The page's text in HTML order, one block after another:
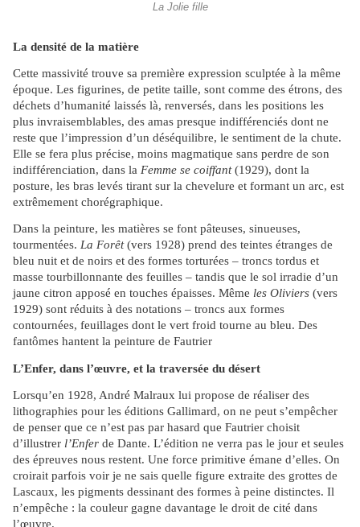
La Jolie fille
La densité de la matière
Cette massivité trouve sa première expression sculptée à la même
époque. Les figurines, de petite taille, sont comme des étrons, des
déchets d’humanité laissés là, renversés, dans les positions les
plus invraisemblables, des amas presque indifférenciés dont ne
reste que l’impression d’un déséquilibre, le sentiment de la chute.
Elle se fera plus précise, moins magmatique sans perdre de son
indifférenciation, dans la Femme se coiffant(1929), dont la
posture, les bras levés tirant sur la chevelure et formant un arc, est
extrêmement chorégraphique.
Dans la peinture, les matières se font pâteuses, sinueuses,
tourmentées. La Forêt(vers 1928) prend des teintes étranges de
bleu nuit et de noirs et des formes torturées – troncs tordus et
masse tourbillonnante des feuilles – tandis que le sol irradie d’un
jaune citron apposé en touches épaisses. Même les Oliviers (vers
1929) sont réduits à des notations – troncs aux formes
contournées, feuillages dont le vert froid tourne au bleu. Des
fantômes hantent la peinture de Fautrier
L’Enfer, dans l’œuvre, et la traversée du désert
Lorsqu’en 1928, André Malraux lui propose de réaliser des
lithographies pour les éditions Gallimard, on ne peut s’empêcher
de penser que ce n’est pas par hasard que Fautrier choisit
d’illustrer l’Enfer de Dante. L’édition ne verra pas le jour et seules
des épreuves nous restent. Une force primitive émane d’elles. On
croirait parfois voir je ne sais quelle figure extraite des grottes de
Lascaux, les pigments dessinant des formes à peine distinctes. Il
n’empêche : la couleur gagne davantage le droit de cité dans
l’œuvre.